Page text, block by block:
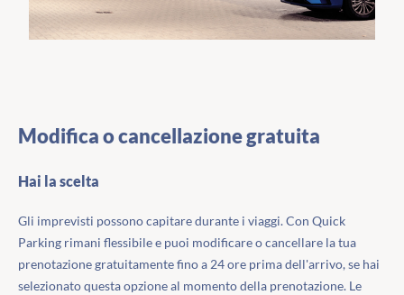
Modifica o cancellazione gratuita
Hai la scelta
Gli imprevisti possono capitare durante i viaggi. Con Quick
Parking rimani flessibile e puoi modificare o cancellare la tua
prenotazione gratuitamente fino a 24 ore prima dell'arrivo, se hai
selezionato questa opzione al momento della prenotazione. Le